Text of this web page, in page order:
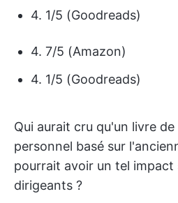
4. 1/5 (Goodreads)
4. 7/5 (Amazon)
4. 1/5 (Goodreads)
Qui aurait cru qu'un livre
personnel basé sur
pourrait avoir un tel impact
dirigeants ?